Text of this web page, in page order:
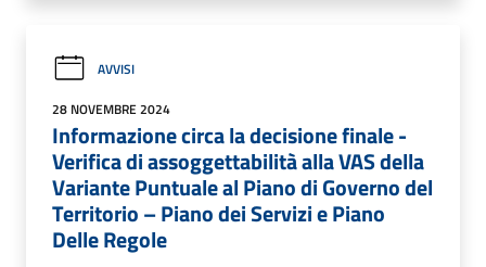
AVVISI
28 NOVEMBRE 2024
Informazione circa la decisione finale -
Verifica di assoggettabilità alla VAS della
Variante Puntuale al Piano di Governo del
Territorio – Piano dei Servizi e Piano
Delle Regole